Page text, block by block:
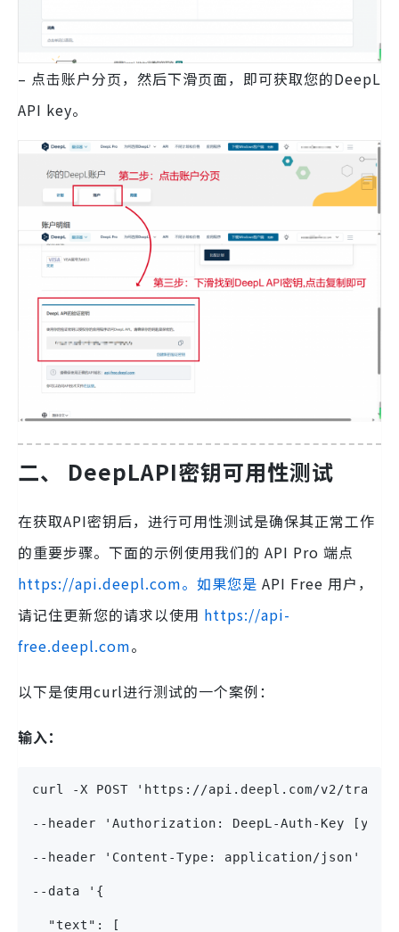
– 点击账户分页，然后下滑页面，即可获取您的DeepL
API key。
二、 DeepLAPI密钥可用性测试
在获取API密钥后，进行可用性测试是确保其正常工作
的重要步骤。下面的示例使用我们的 API Pro 端点
https://api.deepl.com。如果您是 API Free 用户，
请记住更新您的请求以使用 https://api-
free.deepl.com。
以下是使用curl进行测试的一个案例：
输入：
curl -X POST 'https://api.deepl.com/v2/
--header 'Authorization: DeepL-Auth-Key
--header 'Content-Type: application/json'
--data '{
  "text": [